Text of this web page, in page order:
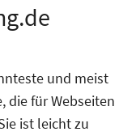
und meist
die für Webseiten
ist leicht zu